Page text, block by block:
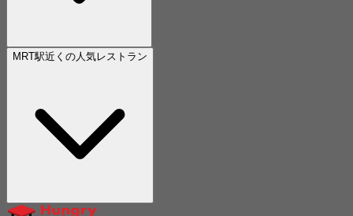
MRT駅近くの人気レストラン